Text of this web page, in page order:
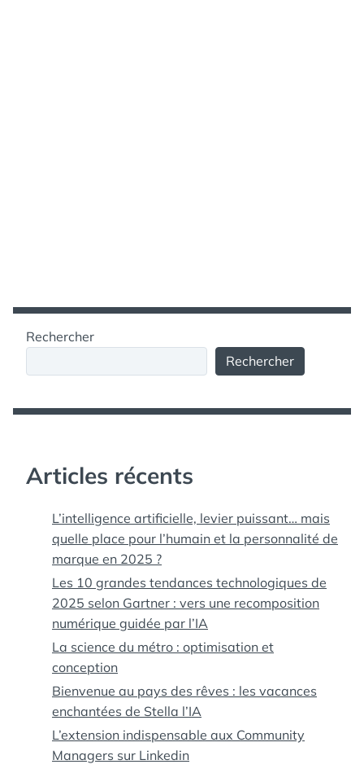
Rechercher
Rechercher
Articles récents
L’intelligence artificielle, levier puissant… mais
quelle place pour l’humain et la personnalité de
marque en 2025 ?
Les 10 grandes tendances technologiques de
2025 selon Gartner : vers une recomposition
numérique guidée par l’IA
La science du métro : optimisation et
conception
Bienvenue au pays des rêves : les vacances
enchantées de Stella l’IA
L’extension indispensable aux Community
Managers sur Linkedin